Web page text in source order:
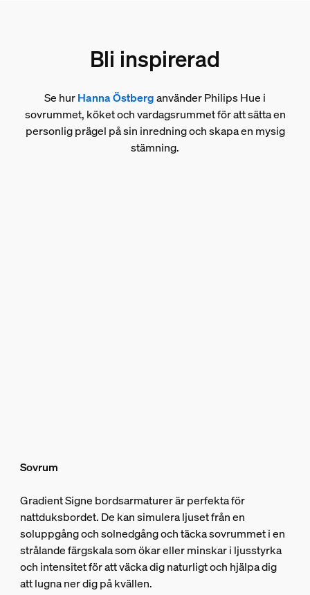
Bli inspirerad
Se hurHanna Östberganvänder Philips Hue i
sovrummet, köket och vardagsrummet för att sätta en
personlig prägel på sin inredning och skapa en mysig
stämning.
Sovrum
Gradient Signe bordsarmaturer är perfekta för
nattduksbordet. De kan simulera ljuset från en
soluppgång och solnedgång och täcka sovrummet i en
strålande färgskala som ökar eller minskar i ljusstyrka
och intensitet för att väcka dig naturligt och hjälpa dig
att lugna ner dig på kvällen.